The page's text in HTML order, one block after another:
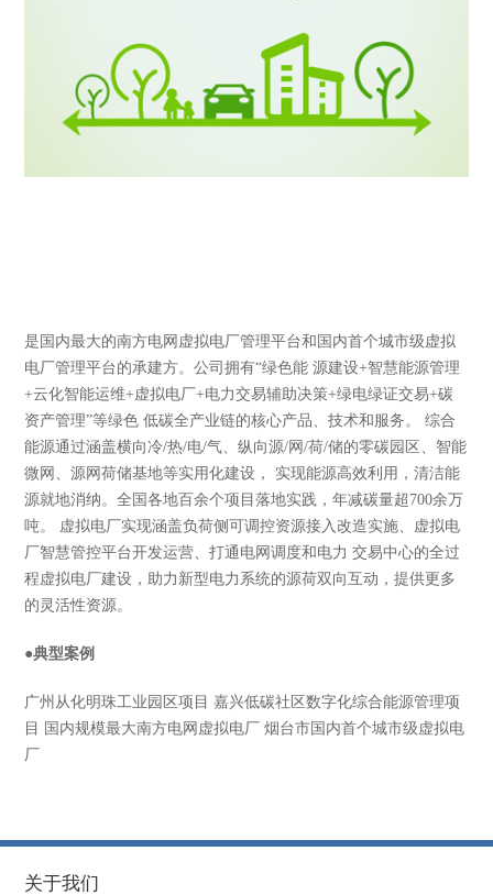
是国内最大的南方电网虚拟电厂管理平台和国内首个城市级虚拟
电厂管理平台的承建方。公司拥有“绿色能 源建设+智慧能源管理
+云化智能运维+虚拟电厂+电力交易辅助决策+绿电绿证交易+碳
资产管理”等绿色 低碳全产业链的核心产品、技术和服务。 综合
能源通过涵盖横向冷/热/电/气、纵向源/网/荷/储的零碳园区、智能
微网、源网荷储基地等实用化建设， 实现能源高效利用，清洁能
源就地消纳。全国各地百余个项目落地实践，年减碳量超700余万
吨。 虚拟电厂实现涵盖负荷侧可调控资源接入改造实施、虚拟电
厂智慧管控平台开发运营、打通电网调度和电力 交易中心的全过
程虚拟电厂建设，助力新型电力系统的源荷双向互动，提供更多
的灵活性资源。
●典型案例
广州从化明珠工业园区项目 嘉兴低碳社区数字化综合能源管理项
目 国内规模最大南方电网虚拟电厂 烟台市国内首个城市级虚拟电
厂
关于我们